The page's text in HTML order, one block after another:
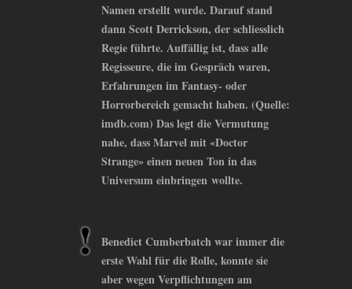
Namen erstellt wurde. Darauf stand
dann Scott Derrickson, der schliesslich
Regie führte. Auffällig ist, dass alle
Regisseure, die im Gespräch waren,
Erfahrungen im Fantasy- oder
Horrorbereich gemacht haben. (Quelle:
imdb.com) Das legt die Vermutung
nahe, dass Marvel mit «Doctor
Strange» einen neuen Ton in das
Universum einbringen wollte.
Benedict Cumberbatch war immer die
erste Wahl für die Rolle, konnte sie
aber wegen Verpflichtungen am